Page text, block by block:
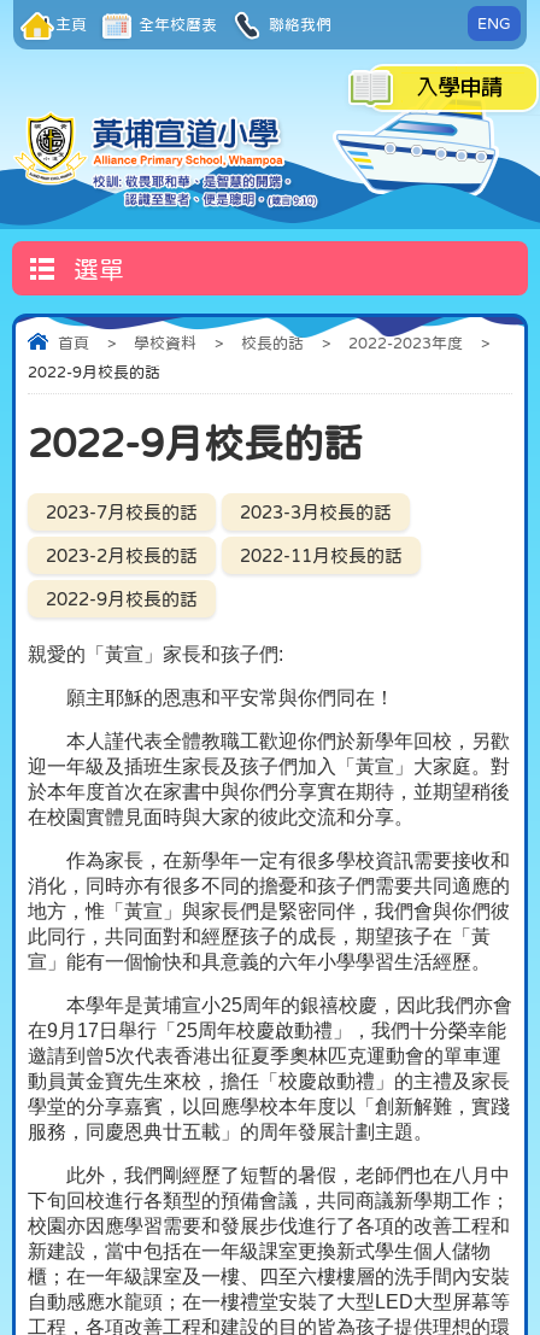
主頁 全年校曆表 聯絡我們 ENG
選單
首頁 > 學校資料 > 校長的話 > 2022-2023年度
>
2022-9月校長的話
2022-9月校長的話
2023-7月校長的話 2023-3月校長的話
2023-2月校長的話 2022-11月校長的話
2022-9月校長的話
親愛的「黃宣」家長和孩子們:
願主耶穌的恩惠和平安常與你們同在！
本人謹代表全體教職工歡迎你們於新學年回校，另歡
迎一年級及插班生家長及孩子們加入「黃宣」大家庭。對
於本年度首次在家書中與你們分享實在期待，並期望稍後
在校園實體見面時與大家的彼此交流和分享。
作為家長，在新學年一定有很多學校資訊需要接收和
消化，同時亦有很多不同的擔憂和孩子們需要共同適應的
地方，惟「黃宣」與家長們是緊密同伴，我們會與你們彼
此同行，共同面對和經歷孩子的成長，期望孩子在「黃
宣」能有一個愉快和具意義的六年小學學習生活經歷。
本學年是黃埔宣小25周年的銀禧校慶，因此我們亦會
在9月 17 日舉行「 25周年校慶啟動禮」，我們十分榮幸能
邀請到曾5次代表香港出征夏季奧林匹克運動會的單車運
動員黃金寶先生來校，擔任「校慶啟動禮」的主禮及家長
學堂的分享嘉賓，以回應學校本年度以「創新解難，實踐
服務，同慶恩典廿五載」的周年發展計劃主題。
此外，我們剛經歷了短暫的暑假，老師們也在八月中
下旬回校進行各類型的預備會議，共同商議新學期工作；
校園亦因應學習需要和發展步伐進行了各項的改善工程和
新建設，當中包括在一年級課室更換新式學生個人儲物
櫃；在一年級課室及一樓、四至六樓樓層的洗手間內安裝
自動感應水龍頭；在一樓禮堂安裝了大型 LED大型屏幕等
工程，各項改善工程和建設的目的皆為孩子提供理想的環